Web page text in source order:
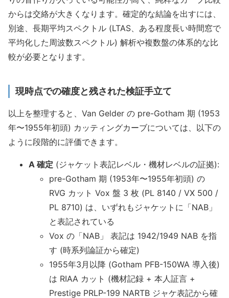
からは交絡が大きくなります。確定的な結論を出すには、
別途、長期平均スペクトル (LTAS、ある程度長い時間窓で
平均化した周波数スペクトル) 解析や複数盤の体系的な比
較が必要となります。
現時点での確度と残された検証手立て
以上を整理すると、Van Gelder の pre-Gotham 期 (1953
年〜1955年初頭) カッティングカーブについては、以下の
ように段階的に評価できます。
A 確定 (ジャケット表記レベル・機材レベルの証拠):
pre-Gotham 期 (1953年〜1955年初頭) の
RVG カット Vox 盤 3 枚 (PL 8140 / VX 500 /
PL 8710) は、いずれもジャケットに「NAB」
と表記されている
Vox の「NAB」 表記は 1942/1949 NAB を指
す (時系列論証から確定)
1955年3月以降 (Gotham PFB-150WA 導入後)
は RIAA カット (機材記録 + 本人証言 +
Prestige PRLP-199 NARTB ジャケ表記から確